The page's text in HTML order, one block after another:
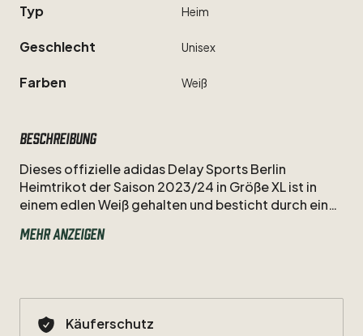
Typ Heim
Geschlecht Unisex
Farben Weiß
Beschreibung
DiesesoffizielleadidasDelaySportsBerlin
Heimtrikot derSaison 2023​/​24 in GrößeXList in
einemedlenWeißgehalten und besticht durch ein
Stadtkarteauf
Mehr anzeigen
Käuferschutz